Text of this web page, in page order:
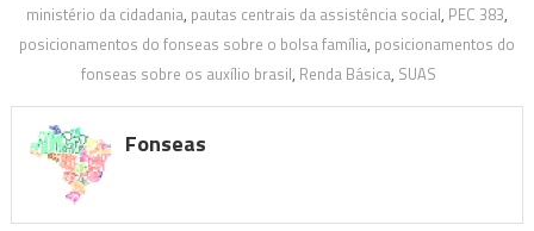
ministério da cidadania, pautas centrais da assistência social, PEC 383,
posicionamentos do fonseas sobre o bolsa família, posicionamentos do
fonseas sobre os auxílio brasil, Renda Básica, SUAS
Fonseas